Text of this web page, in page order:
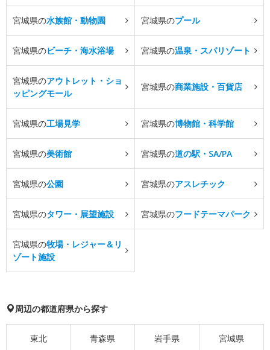
宮城県の水族館・動物園 宮城県のプール
宮城県のビーチ・海水浴場 宮城県の温泉・スパリゾート
宮城県のアウトレット・ショ
ッピングモール
宮城県の商業施設・百貨店
宮城県の工場見学 宮城県の博物館・科学館
宮城県の美術館 宮城県の道の駅・SA/PA
宮城県の公園 宮城県のアスレチック
宮城県のタワー・展望施設 宮城県のフードテーマパーク
宮城県の牧場・レジャー＆リ
ゾート施設
周辺の都道府県から探す
東北 青森県 岩手県 宮城県